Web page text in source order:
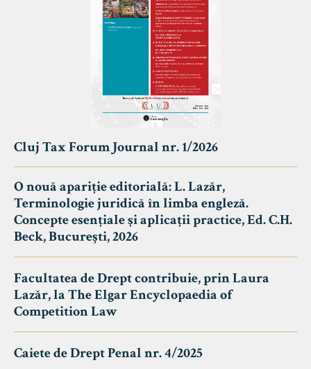
Cluj Tax Forum Journal nr. 1/2026
O nouă apariție editorială: L. Lazăr,
Terminologie juridică în limba engleză.
Concepte esențiale și aplicații practice, Ed. C.H.
Beck, București, 2026
Facultatea de Drept contribuie, prin Laura
Lazăr, la The Elgar Encyclopaedia of
Competition Law
Caiete de Drept Penal nr. 4/2025